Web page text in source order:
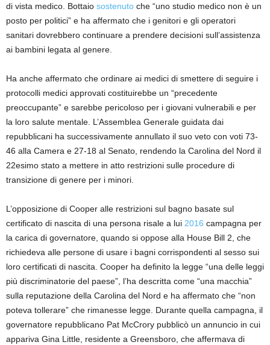
di vista medico. Bottaio sostenuto che “uno studio medico non è un
posto per politici” e ha affermato che i genitori e gli operatori
sanitari dovrebbero continuare a prendere decisioni sull’assistenza
ai bambini legata al genere.
Ha anche affermato che ordinare ai medici di smettere di seguire i
protocolli medici approvati costituirebbe un “precedente
preoccupante” e sarebbe pericoloso per i giovani vulnerabili e per
la loro salute mentale. L’Assemblea Generale guidata dai
repubblicani ha successivamente annullato il suo veto con voti 73-
46 alla Camera e 27-18 al Senato, rendendo la Carolina del Nord il
22esimo stato a mettere in atto restrizioni sulle procedure di
transizione di genere per i minori.
L’opposizione di Cooper alle restrizioni sul bagno basate sul
certificato di nascita di una persona risale a lui 2016 campagna per
la carica di governatore, quando si oppose alla House Bill 2, che
richiedeva alle persone di usare i bagni corrispondenti al sesso sui
loro certificati di nascita. Cooper ha definito la legge “una delle leggi
più discriminatorie del paese”, l’ha descritta come “una macchia”
sulla reputazione della Carolina del Nord e ha affermato che “non
poteva tollerare” che rimanesse legge. Durante quella campagna, il
governatore repubblicano Pat McCrory pubblicò un annuncio in cui
appariva Gina Little, residente a Greensboro, che affermava di